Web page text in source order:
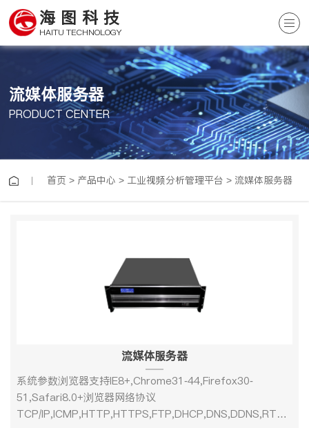
海图科技
HAITU TECHNOLOGY
流媒体服务器
PRODUCT CENTER
首页 > 产品中心 > 工业视频分析管理平台 > 流媒体服务器
流媒体服务器
系统参数浏览器支持IE8+,Chrome31-44,Firefox30-
51,Safari8.0+浏览器网络协议
TCP/